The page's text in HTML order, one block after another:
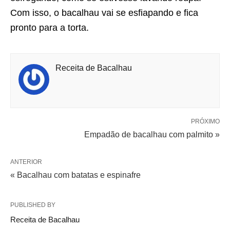
Com isso, o bacalhau vai se esfiapando e fica
pronto para a torta.
Receita de Bacalhau
PRÓXIMO
Empadão de bacalhau com palmito »
ANTERIOR
« Bacalhau com batatas e espinafre
PUBLISHED BY
Receita de Bacalhau